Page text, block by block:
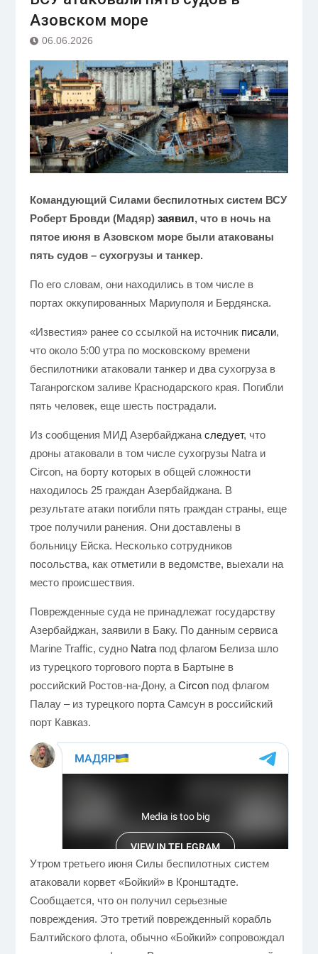
Азовском море
06.06.2026
Командующий Силами беспилотных систем ВСУ
Роберт Бровди (Мадяр) заявил, что в ночь на
пятое июня в Азовском море были атакованы
пять судов – сухогрузы и танкер.
По его словам, они находились в том числе в
портах оккупированных Мариуполя и Бердянска.
«Известия» ранее со ссылкой на источник писали,
что около 5:00 утра по московскому времени
беспилотники атаковали танкер и два сухогруза в
Таганрогском заливе Краснодарского края. Погибли
пять человек, еще шесть пострадали.
Из сообщения МИД Азербайджанаследует, что
дроны атаковали в том числе сухогрузы Natra и
Circon, на борту которых в общей сложности
находилось 25 граждан Азербайджана. В
результате атаки погибли пять граждан страны, еще
трое получили ранения. Они доставлены в
больницу Ейска. Несколько сотрудников
посольства, как отметили в ведомстве, выехали на
место происшествия.
Поврежденные суда не принадлежат государству
Азербайджан, заявили в Баку. По данным сервиса
Marine Traffic, судно Natraпод флагом Белиза шло
из турецкого торгового порта в Бартыне в
российский Ростов-на-Дону, аCirconпод флагом
Палау – из турецкого порта Самсун в российский
порт Кавказ.
Утром третьего июня Силы беспилотных систем
атаковали корвет «Бойкий» в Кронштадте.
Сообщается, что он получил серьезные
повреждения. Это третий поврежденный корабль
Балтийского флота, обычно «Бойкий» сопровождал